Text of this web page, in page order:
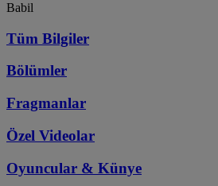
Babil
Tüm Bilgiler
Bölümler
Fragmanlar
Özel Videolar
Oyuncular & Künye